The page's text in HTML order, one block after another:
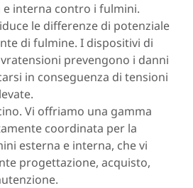
interna contro i fulmini.
le differenze di potenziale
di fulmine. I dispositivi di
prevengono i danni
in conseguenza di tensioni
Vi offriamo una gamma
coordinata per la
esterna e interna, che vi
progettazione, acquisto,